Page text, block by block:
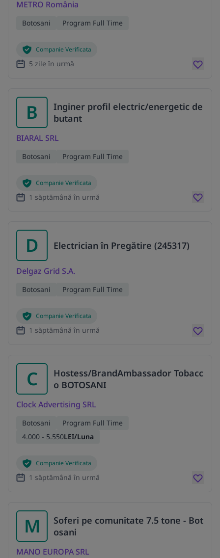
METRO România
Botosani Program Full Time
Companie Verificata
5 zile în urmă
B
Inginer profil electric/energetic de
butant
BIARAL SRL
Botosani Program Full Time
Companie Verificata
1 săptămână în urmă
D Electrician în Pregătire (245317)
Delgaz Grid S.A.
Botosani Program Full Time
Companie Verificata
1 săptămână în urmă
C
Hostess/BrandAmbassador Tobacc
o BOTOSANI
Clock Advertising SRL
Botosani
Program Full Time
4.000 - 5.550LEI/Luna
Companie Verificata
1 săptămână în urmă
M
Soferi pe comunitate 7.5 tone - Bot
osani
MANO EUROPA SRL